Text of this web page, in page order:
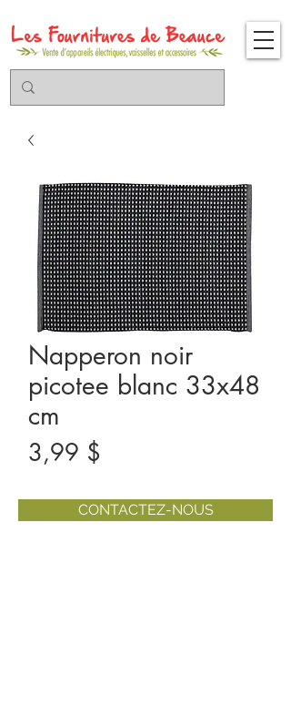
Napperon noir
picotee blanc 33x48
cm
3,99 $
CONTACTEZ-NOUS